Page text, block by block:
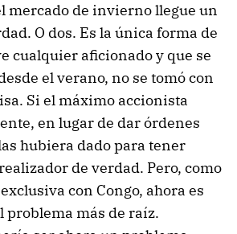
mercado de invierno llegue un
O dos. Es la única forma de
cualquier aficionado y que se
el verano, no se tomó con
Si el máximo accionista
en lugar de dar órdenes
hubiera dado para tener
de verdad. Pero, como
con Congo, ahora es
problema más de raíz.